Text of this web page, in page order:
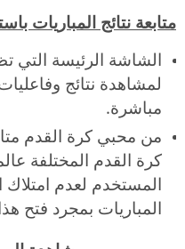
متابعة نتائج المباريات
الشاشة الرئيسة التي
لمشاهدة نتائج
مباشرة.
من محبي كرة القدم
كرة القدم المختلفة
المستخدم لعدم
المباريات بمجرد فتح